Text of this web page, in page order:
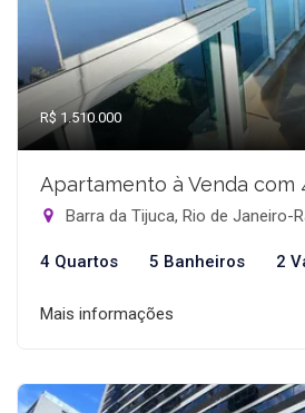
R$ 1.510.000
Apartamento à Venda com
Barra da Tijuca, Rio de Janeiro-
4 Quartos 5 Banheiros 2
Mais informações